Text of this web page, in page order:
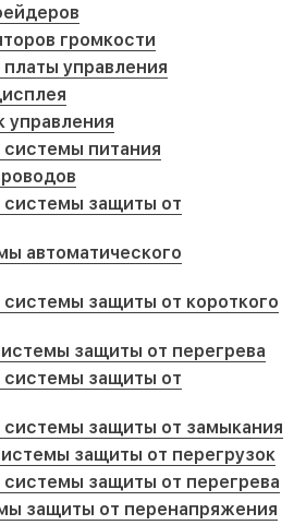
громкости
управления
управления
питания
системы защиты от
автоматического
защиты от короткого
защиты от перегрева
системы защиты от
системы защиты от замыкания
защиты от перегрузок
защиты от перегрева
защиты от перенапряжения